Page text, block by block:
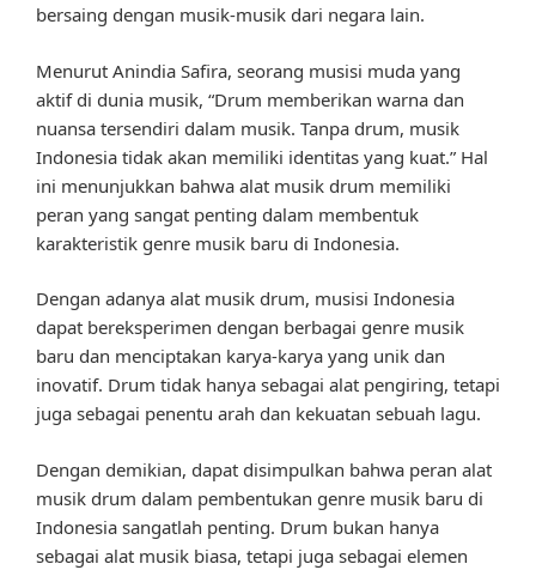
bersaing dengan musik-musik dari negara lain.
Menurut Anindia Safira, seorang musisi muda yang
aktif di dunia musik, “Drum memberikan warna dan
nuansa tersendiri dalam musik. Tanpa drum, musik
Indonesia tidak akan memiliki identitas yang kuat.” Hal
ini menunjukkan bahwa alat musik drum memiliki
peran yang sangat penting dalam membentuk
karakteristik genre musik baru di Indonesia.
Dengan adanya alat musik drum, musisi Indonesia
dapat bereksperimen dengan berbagai genre musik
baru dan menciptakan karya-karya yang unik dan
inovatif. Drum tidak hanya sebagai alat pengiring, tetapi
juga sebagai penentu arah dan kekuatan sebuah lagu.
Dengan demikian, dapat disimpulkan bahwa peran alat
musik drum dalam pembentukan genre musik baru di
Indonesia sangatlah penting. Drum bukan hanya
sebagai alat musik biasa, tetapi juga sebagai elemen